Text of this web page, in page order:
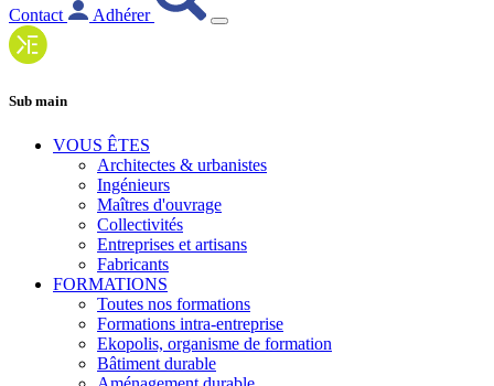
Contact Adhérer
Sub main
VOUS ÊTES
Architectes & urbanistes
Ingénieurs
Maîtres d'ouvrage
Collectivités
Entreprises et artisans
Fabricants
FORMATIONS
Toutes nos formations
Formations intra-entreprise
Ekopolis, organisme de formation
Bâtiment durable